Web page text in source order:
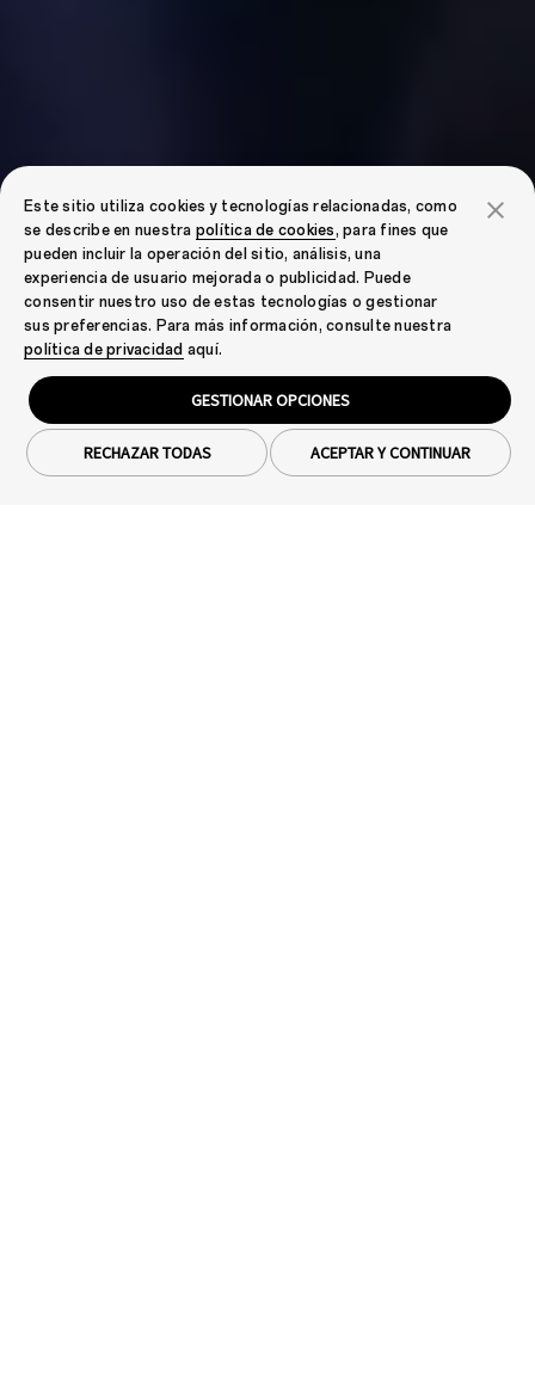
Este sitio utiliza cookies y tecnologías relacionadas, como
se describe en nuestra política de cookies, para fines que
pueden incluir la operación del sitio, análisis, una
experiencia de usuario mejorada o publicidad. Puede
consentir nuestro uso de estas tecnologías o gestionar
sus preferencias. Para más información, consulte nuestra
política de privacidad aquí.
GESTIONAR OPCIONES
ACEPTAR Y CONTINUAR
RECHAZAR TODAS